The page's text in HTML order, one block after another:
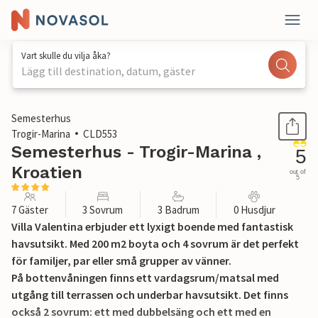
Vart skulle du vilja åka?
Lägg till destination, datum, gäster
1 / 53
Semesterhus
Trogir-Marina
CLD553
Semesterhus - Trogir-Marina ,
Kroatien
5
out of
5
7 Gäster 3 Sovrum 3 Badrum 0 Husdjur
Villa Valentina erbjuder ett lyxigt boende med fantastisk
havsutsikt. Med 200 m2 boyta och 4 sovrum är det perfekt
för familjer, par eller små grupper av vänner.
På bottenvåningen finns ett vardagsrum/matsal med
utgång till terrassen och underbar havsutsikt. Det finns
också 2 sovrum: ett med dubbelsäng och ett med en